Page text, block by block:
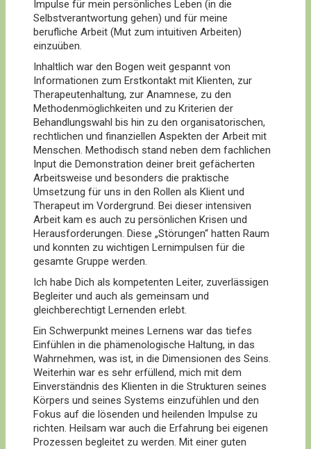
Impulse für mein persönliches Leben (in die
Selbstverantwortung gehen) und für meine
berufliche Arbeit (Mut zum intuitiven Arbeiten)
einzuüben.
Inhaltlich war den Bogen weit gespannt von
Informationen zum Erstkontakt mit Klienten, zur
Therapeutenhaltung, zur Anamnese, zu den
Methodenmöglichkeiten und zu Kriterien der
Behandlungswahl bis hin zu den organisatorischen,
rechtlichen und finanziellen Aspekten der Arbeit mit
Menschen. Methodisch stand neben dem fachlichen
Input die Demonstration deiner breit gefächerten
Arbeitsweise und besonders die praktische
Umsetzung für uns in den Rollen als Klient und
Therapeut im Vordergrund. Bei dieser intensiven
Arbeit kam es auch zu persönlichen Krisen und
Herausforderungen. Diese „Störungen“ hatten Raum
und konnten zu wichtigen Lernimpulsen für die
gesamte Gruppe werden.
Ich habe Dich als kompetenten Leiter, zuverlässigen
Begleiter und auch als gemeinsam und
gleichberechtigt Lernenden erlebt.
Ein Schwerpunkt meines Lernens war das tiefes
Einfühlen in die phämenologische Haltung, in das
Wahrnehmen, was ist, in die Dimensionen des Seins.
Weiterhin war es sehr erfüllend, mich mit dem
Einverständnis des Klienten in die Strukturen seines
Körpers und seines Systems einzufühlen und den
Fokus auf die lösenden und heilenden Impulse zu
richten. Heilsam war auch die Erfahrung bei eigenen
Prozessen begleitet zu werden. Mit einer guten